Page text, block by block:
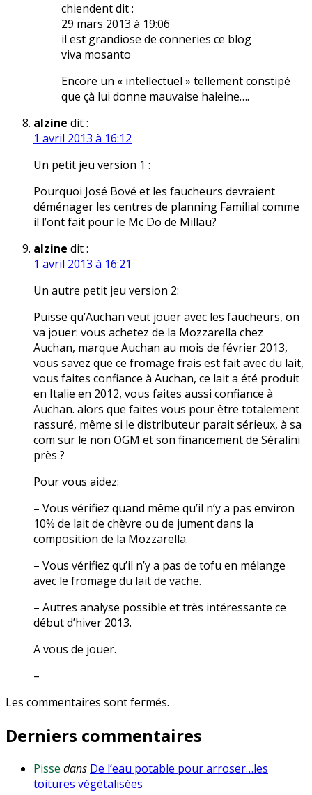
chiendent dit :
29 mars 2013 à 19:06
il est grandiose de conneries ce blog
viva mosanto
Encore un « intellectuel » tellement constipé
que çà lui donne mauvaise haleine….
alzine dit :
1 avril 2013 à 16:12
Un petit jeu version 1 :
Pourquoi José Bové et les faucheurs devraient
déménager les centres de planning Familial comme
il l’ont fait pour le Mc Do de Millau?
alzine dit :
1 avril 2013 à 16:21
Un autre petit jeu version 2:
Puisse qu’Auchan veut jouer avec les faucheurs, on
va jouer: vous achetez de la Mozzarella chez
Auchan, marque Auchan au mois de février 2013,
vous savez que ce fromage frais est fait avec du lait,
vous faites confiance à Auchan, ce lait a été produit
en Italie en 2012, vous faites aussi confiance à
Auchan. alors que faites vous pour être totalement
rassuré, même si le distributeur parait sérieux, à sa
com sur le non OGM et son financement de Séralini
près ?
Pour vous aidez:
– Vous vérifiez quand même qu’il n’y a pas environ
10% de lait de chèvre ou de jument dans la
composition de la Mozzarella.
– Vous vérifiez qu’il n’y a pas de tofu en mélange
avec le fromage du lait de vache.
– Autres analyse possible et très intéressante ce
début d’hiver 2013.
A vous de jouer.
–
Les commentaires sont fermés.
Derniers commentaires
Pisse dans De l’eau potable pour arroser…les
toitures végétalisées